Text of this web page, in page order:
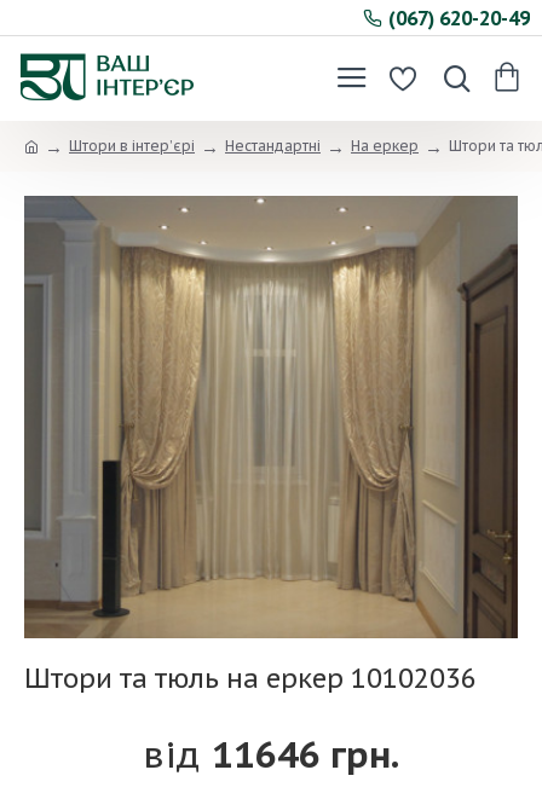
(067) 620-20-49
Штори в інтер’єрі Нестандартні На еркер Штори та
Штори та тюль на еркер 10102036
11646 грн.